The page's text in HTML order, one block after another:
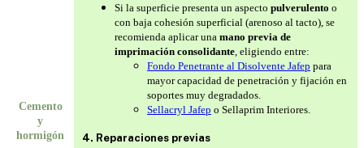
Cemento
y
hormigón
Si la superficie presenta un aspecto pulverulento o
con baja cohesión superficial (arenoso al tacto), se
recomienda aplicar una mano previa de
imprimación consolidante , eligiendo entre:
Fondo Penetrante al Disolvente Jafep para
mayor capacidad de penetración y fijación en
soportes muy degradados.
Sellacryl Jafep o Sellaprim Interiores.
4. Reparaciones previas